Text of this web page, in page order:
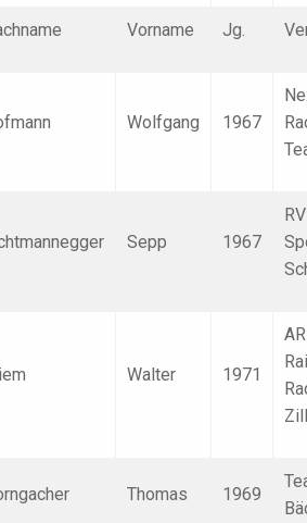
Vorname Jg.
Wolfgang 1967
Sepp 1967
Walter 1971
Thomas 1969